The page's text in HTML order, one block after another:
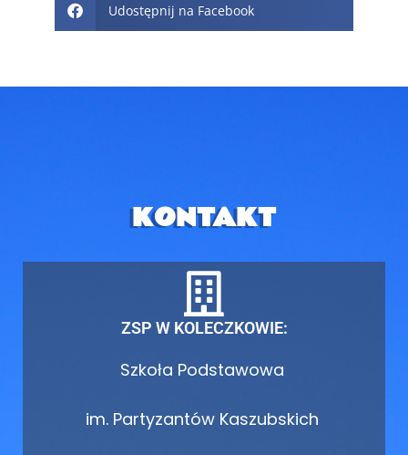
Udostępnij na Facebook
KONTAKT
ZSP W KOLECZKOWIE:
Szkoła Podstawowa
im. Partyzantów Kaszubskich